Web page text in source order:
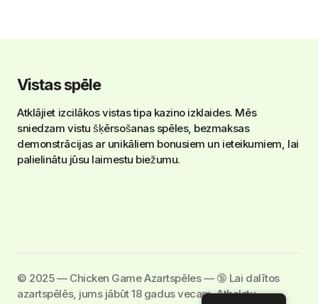
Vistas spēle
Atklājiet izcilākos vistas tipa kazino izklaides. Mēs
sniedzam vistu šķērsošanas spēles, bezmaksas
demonstrācijas ar unikāliem bonusiem un ieteikumiem, lai
palielinātu jūsu laimestu biežumu.
©️ 2025 — Chicken Game Azartspēles — 🔞 Lai dalītos
azartspēlēs, jums jābūt 18 gadus vecam. Atbalstu